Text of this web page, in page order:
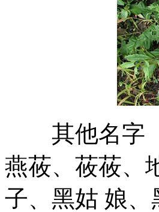
其他名字
燕莜、莜莜、
子、黑姑 娘